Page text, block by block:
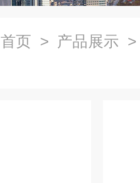
首页 > 产品展示